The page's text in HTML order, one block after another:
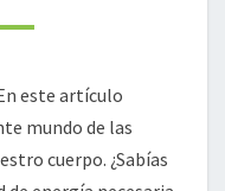
este artículo
mundo de las
cuerpo. ¿Sabías